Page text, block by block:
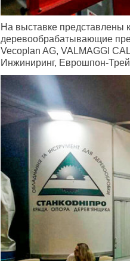
На выставке представлены
деревообрабатывающие
Vecoplan AG, VALMAGGI
Инжиниринг, Еврошпон-